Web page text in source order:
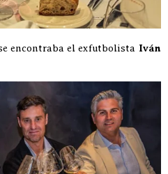
encontraba el exfutbolista Iván